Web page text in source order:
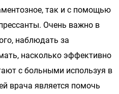
так и с помощью
Очень важно в
наблюдать за
насколько эффективно
с больными используя в
врача является помочь